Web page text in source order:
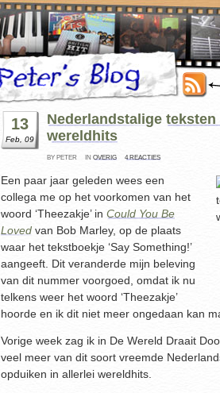
13
Feb, 09
Nederlandstalige
wereldhits
BY PETER IN OVERIG 4 REACTIES
Een paar jaar geleden wees een
collega me op het voorkomen van het
woord ‘Theezakje’ in Could You Be
Loved van Bob Marley, op de plaats
waar het tekstboekje ‘Say Something!’
aangeeft. Dit veranderde mijn beleving
van dit nummer voorgoed, omdat ik nu
telkens weer het woord ‘Theezakje’
hoorde en ik dit niet meer ongedaan kan
Vorige week zag ik in De Wereld Draait
veel meer van dit soort vreemde
opduiken in allerlei wereldhits.